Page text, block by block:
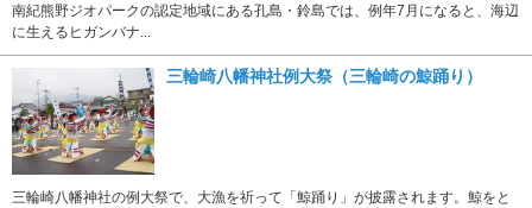
南紀熊野ジオパークの認定地域にある孔島・鈴島では、例年7月になると、海辺
に生えるヒガンバナ...
三輪崎八幡神社例大祭（三輪崎の鯨踊り）
三輪崎八幡神社の例大祭で、大漁を祈って「鯨踊り」が披露されます。鯨をと